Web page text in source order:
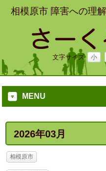
相模原市 障害への理
文字サイズ 小
MENU
2026年03月
相模原市